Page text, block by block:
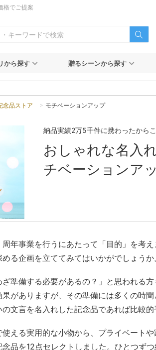
格でご提案
から探す 贈るシーンから探す
念品ストア モチベーションアップ
納品実績2万5千件に携わったから
おしゃれな名入
チベーションア
年事業を行うにあたって「目的」を考
る企画を立ててみてはいかがでしょうか
ざ準備する必要があるの？」と思われる
がありますが、その準備には多くの時
文言を名入れした記念品であれば比較
える実用的な小物から、プライベート
品を12点セレクトしました。ひとつず